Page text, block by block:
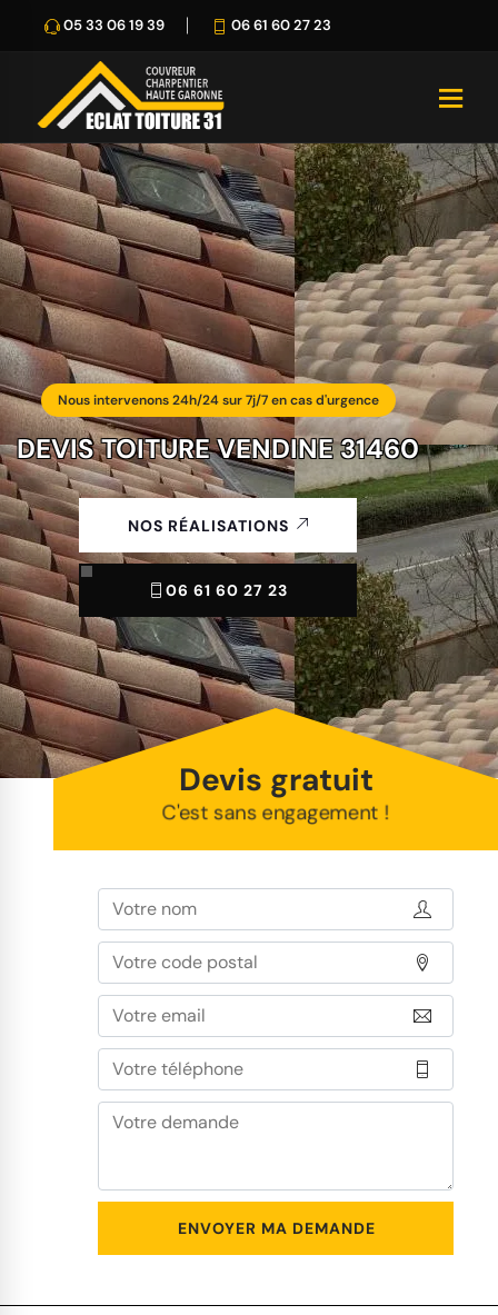
05 33 06 19 39 06 61 60 27 23
Nous intervenons 24h/24 sur 7j/7 en cas d'urgence
DEVIS TOITURE VENDINE 31460
NOS RÉALISATIONS
06 61 60 27 23
Devis gratuit
C'est sans engagement !